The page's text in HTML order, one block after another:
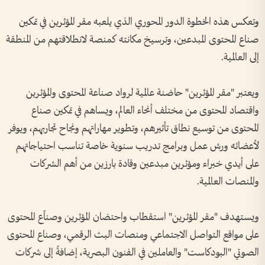
وتعكس هذه الخطوة الدور المحوري الذي يلعبه مقر المؤثرين في تمكين
صناع المحتوى المبدعين، وترسيخ مكانته كمنصة لانطلاقتهم من المنطقة
إلى العالمية.
ويعتبر "مقر المؤثرين" حاضنة عالمية لرواد صناعة المحتوى والمؤثرين
واقتصاد المحتوى من مختلف أنحاء العالم، ويساهم في تمكين صناع
المحتوى من توسيع نطاق تأثيرهم، وتطوير مهاراتهم ونجاح تجاربهم، ويوفر
لأعضائه ورش عمل وبرامج تدريب سنوية خاصة تناسب احتياجاتهم
على أيدي خبراء ومؤثرين مبدعين وقادة بارزين من أهم الشركات
والمنصات العالمية.
ويستهدف "مقر المؤثرين" استقطاب واحتضان المؤثرين وصناّع المحتوى
على مواقع التواصل الاجتماعي ومنصات البث الرقمي، وصناع المحتوى
الصوتي "البودكاست" والعاملين في الفنون البصرية، إضافةً إلى شركات